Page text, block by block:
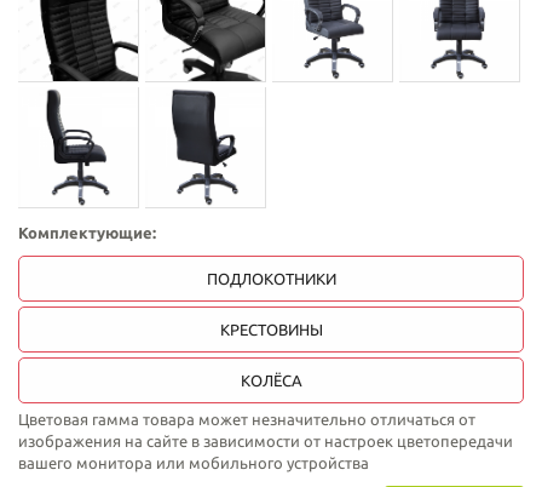
Комплектующие:
ПОДЛОКОТНИКИ
КРЕСТОВИНЫ
КОЛЁСА
Цветовая гамма товара может незначительно отличаться от
изображения на сайте в зависимости от настроек цветопередачи
вашего монитора или мобильного устройства